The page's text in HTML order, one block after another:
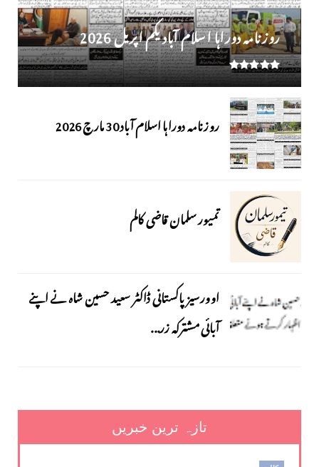
روز نامہ دوراہا اسلام آباد یکم اپریل 2026
روزنامہ دوراہا اسلام آباد 30 مارچ 2026
تمیور سلمان قاضی کالم
اوورسیز پاکستانی ڈاکٹر سعید حسین شاہ نے اپنے
آبائی مشترکہ زر...
تازہ ترین خبریں